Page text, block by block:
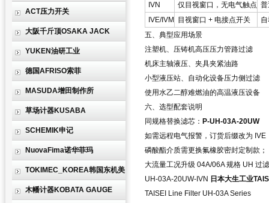
ACT压力开关
大阪千斤顶OSAKA JACK
YUKEN油研工业
德国AFRISO索菲
MASUDA增田制作所
草场计器KUSABA
SCHEMIK申记
NuovaFima诺华菲玛
TOKIMEC_KOREA韩国东机美
木幡计器KOBATA GAUGE
IVN
仅目视窗口，无电气触点
IVE/IVM
目视窗口 + 电接点开关
五、典型应用场景
注塑机、压铸机高压压力管路过滤
机床主轴液压、夹具夹紧油路
小型液压站、自动化设备压力侧过滤
使用水乙二醇难燃油的高温液压设备
六、选型配套说明
同规格替换滤芯： P-UH-03A-20UW
如需远程电气报警，订货后缀改为 IVE
磷酸酯介质需更换氟橡胶密封定制款；
大流量工况升级 04A/06A 规格 UH 过
UH-03A-20UW-IVN 日本大生工业
TAISEI Line Filter UH-03A Series